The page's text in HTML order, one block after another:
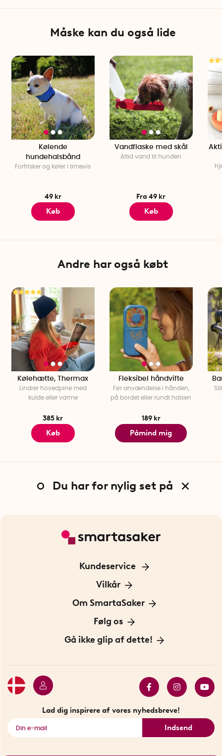
Måske kan du også lide
Kølende
hundehalsbånd
Forfrisker og køler i timevis
49 kr
Køb
Vandflaske med skål
Altid vand til hunden
Fra 49 kr
Køb
Andre har også købt
Kølehætte, Thermax
Lindrer hovedpine med
kulde eller varme
385 kr
Køb
Fleksibel håndvifte
Før anvændelse i hånden,
på bordet eller rundt halsen
189 kr
Påmind mig
Du har for nylig set på
Kundeservice
Kontakt os
Vilkår
Information om cookies
Privatlivspolitik
Om SmartaSaker
Om os
Vores historie
Følg os
Opfindere
Gå ikke glip af dette!
Lad dig inspirere af vores nyhedsbreve!
Indsend